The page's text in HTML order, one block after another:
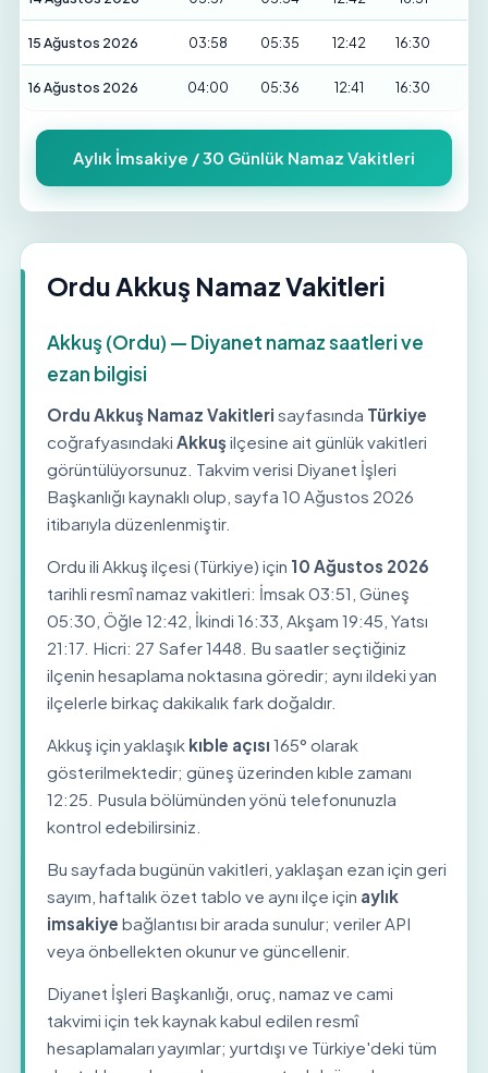
15 Ağustos 2026 03:58 05:35 12:42 16:30
16 Ağustos 2026 04:00 05:36 12:41 16:30
Aylık İmsakiye / 30 Günlük Namaz Vakitleri
Ordu Akkuş Namaz Vakitleri
Akkuş (Ordu) — Diyanet namaz saatleri ve
ezan bilgisi
Ordu Akkuş Namaz Vakitleri sayfasında Türkiye
coğrafyasındaki Akkuşilçesine ait günlük vakitleri
görüntülüyorsunuz. Takvim verisi Diyanet İşleri
Başkanlığı kaynaklı olup, sayfa 10 Ağustos 2026
itibarıyla düzenlenmiştir.
Ordu ili Akkuş ilçesi (Türkiye) için 10 Ağustos 2026
tarihli resmî namaz vakitleri: İmsak 03:51, Güneş
05:30, Öğle 12:42, İkindi 16:33, Akşam 19:45, Yatsı
21:17. Hicri: 27 Safer 1448. Bu saatler seçtiğiniz
ilçenin hesaplama noktasına göredir; aynı ildeki yan
ilçelerle birkaç dakikalık fark doğaldır.
Akkuş için yaklaşık kıble açısı 165° olarak
gösterilmektedir; güneş üzerinden kıble zamanı
12:25. Pusula bölümünden yönü telefonunuzla
kontrol edebilirsiniz.
Bu sayfada bugünün vakitleri, yaklaşan ezan için geri
sayım, haftalık özet tablo ve aynı ilçe için aylık
imsakiye bağlantısı bir arada sunulur; veriler API
veya önbellekten okunur ve güncellenir.
Diyanet İşleri Başkanlığı, oruç, namaz ve cami
takvimi için tek kaynak kabul edilen resmî
hesaplamaları yayımlar; yurtdışı ve Türkiye'deki tüm